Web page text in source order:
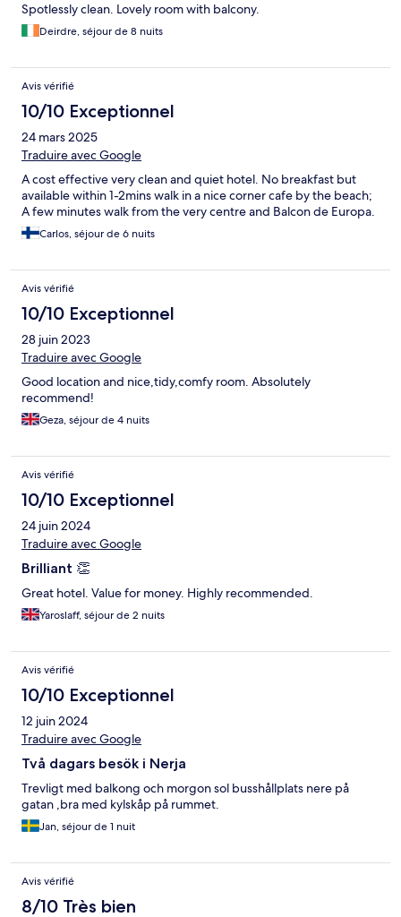
Spotlessly clean. Lovely room with balcony.
Deirdre, séjour de 8 nuits
Avis vérifié
10/10 Exceptionnel
24 mars 2025
Traduire avec Google
A cost effective very clean and quiet hotel. No breakfast but
available within 1-2mins walk in a nice corner cafe by the beach;
A few minutes walk from the very centre and Balcon de Europa.
Carlos, séjour de 6 nuits
Avis vérifié
10/10 Exceptionnel
28 juin 2023
Traduire avec Google
Good location and nice,tidy,comfy room. Absolutely
recommend!
Geza, séjour de 4 nuits
Avis vérifié
10/10 Exceptionnel
24 juin 2024
Traduire avec Google
Brilliant 👏
Great hotel. Value for money. Highly recommended.
Yaroslaff, séjour de 2 nuits
Avis vérifié
10/10 Exceptionnel
12 juin 2024
Traduire avec Google
Två dagars besök i Nerja
Trevligt med balkong och morgon sol busshållplats nere på
gatan ,bra med kylskåp på rummet.
Jan, séjour de 1 nuit
Avis vérifié
8/10 Très bien